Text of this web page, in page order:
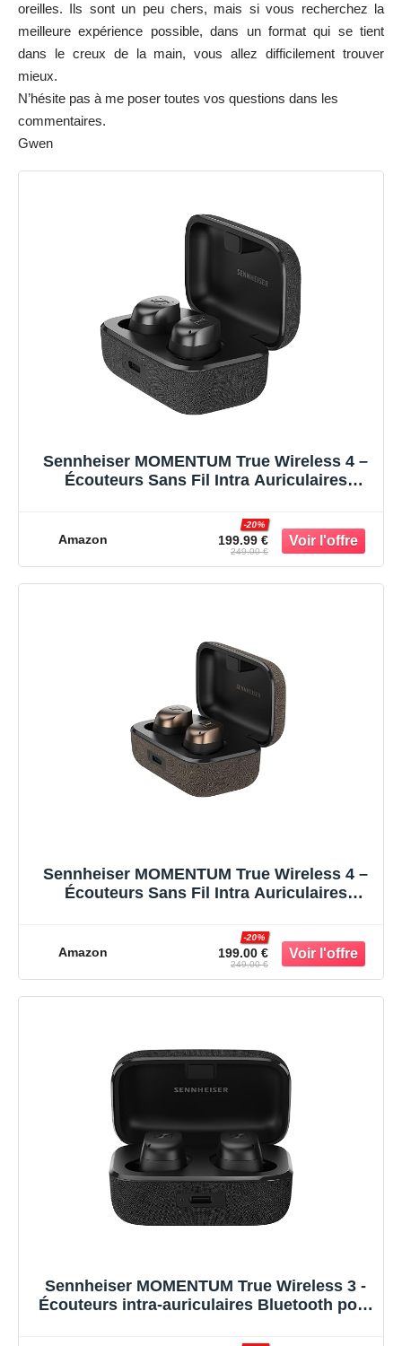
oreilles. Ils sont un peu chers, mais si vous recherchez la
meilleure expérience possible, dans un format qui se tient
dans le creux de la main, vous allez difficilement trouver
mieux.
N’hésite pas à me poser toutes vos questions dans les
commentaires.
Gwen
Sennheiser MOMENTUM True Wireless 4 –
Écouteurs Sans Fil Intra Auriculaires
Bruit, Design Confortable, 30 Heures
d’Autonomie, ANC Adaptatif, Noir/Graphite
Amazon 199.99 €
-20%
249.00 €
Sennheiser MOMENTUM True Wireless 4 –
Écouteurs Sans Fil Intra Auriculaires
Bruit, Design Confortable, 30 Heures
d’Autonomie, ANC Adaptatif, Noir/Cuivre
Amazon 199.00 €
-20%
249.00 €
Sennheiser MOMENTUM True Wireless 3 -
Écouteurs intra-auriculaires Bluetooth pour